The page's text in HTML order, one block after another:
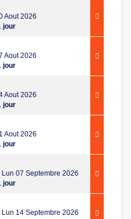
Aout 2026
jour
Aout 2026
jour
Aout 2026
jour
Aout 2026
jour
07 Septembre 2026
jour
14 Septembre 2026